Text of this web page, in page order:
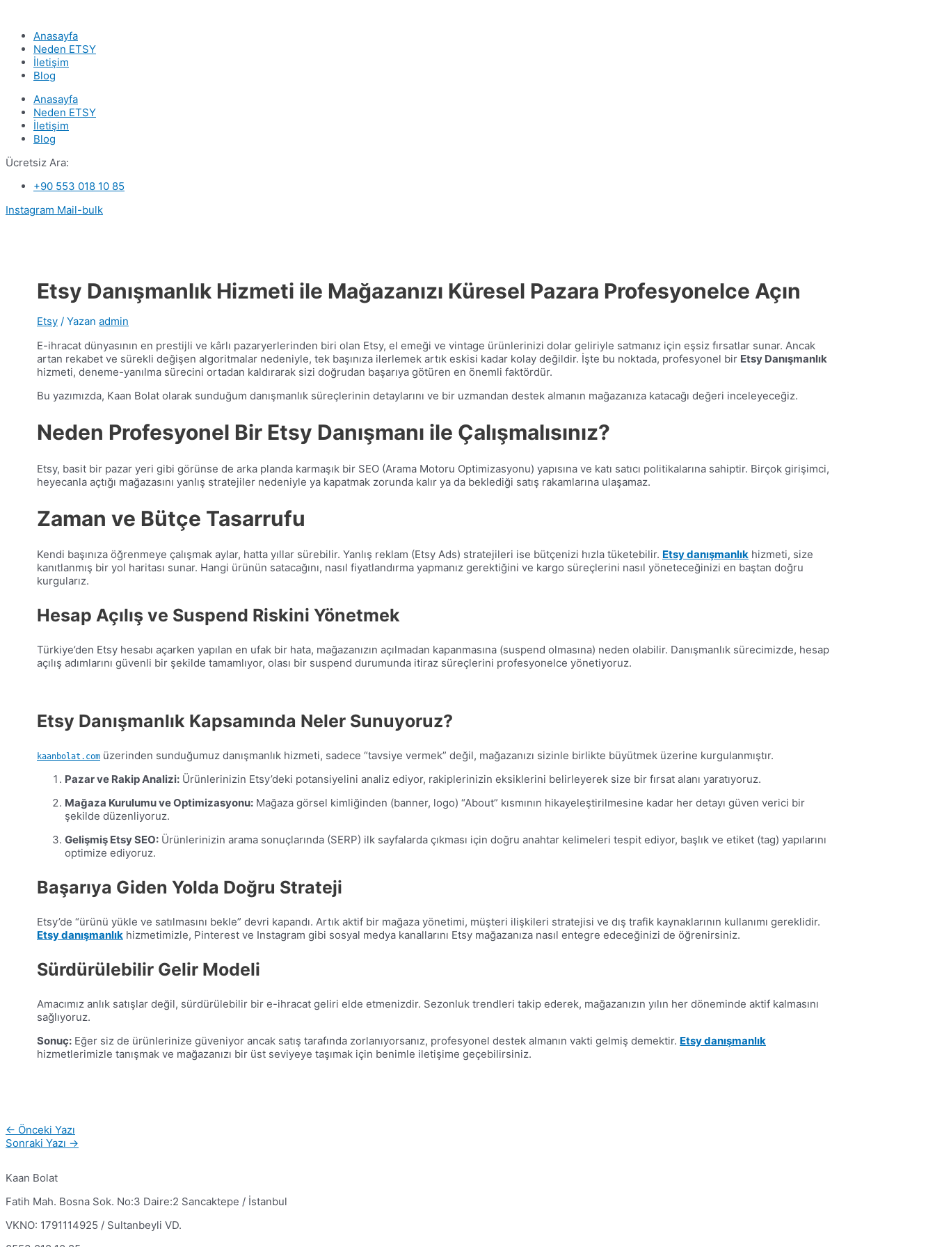
Anasayfa
Neden ETSY
İletişim
Blog
Anasayfa
Neden ETSY
İletişim
Blog
Ücretsiz Ara:
+90 553 018 10 85
Instagram Mail-bulk
Etsy Danışmanlık Hizmeti ile Mağazanızı Küresel Pazara Profesyonelce Açın
Etsy / Yazan admin
E-ihracat dünyasının en prestijli ve kârlı pazaryerlerinden biri olan Etsy, el emeği ve vintage ürünlerinizi dolar geliriyle satmanız için eşsiz fırsatlar sunar. Ancak
artan rekabet ve sürekli değişen algoritmalar nedeniyle, tek başınıza ilerlemek artık eskisi kadar kolay değildir. İşte bu noktada, profesyonel bir Etsy Danışmanlık
hizmeti, deneme-yanılma sürecini ortadan kaldırarak sizi doğrudan başarıya götüren en önemli faktördür.
Bu yazımızda, Kaan Bolat olarak sunduğum danışmanlık süreçlerinin detaylarını ve bir uzmandan destek almanın mağazanıza katacağı değeri inceleyeceğiz.
Neden Profesyonel Bir Etsy Danışmanı ile Çalışmalısınız?
Etsy, basit bir pazar yeri gibi görünse de arka planda karmaşık bir SEO (Arama Motoru Optimizasyonu) yapısına ve katı satıcı politikalarına sahiptir. Birçok girişimci,
heyecanla açtığı mağazasını yanlış stratejiler nedeniyle ya kapatmak zorunda kalır ya da beklediği satış rakamlarına ulaşamaz.
Zaman ve Bütçe Tasarrufu
Kendi başınıza öğrenmeye çalışmak aylar, hatta yıllar sürebilir. Yanlış reklam (Etsy Ads) stratejileri ise bütçenizi hızla tüketebilir. Etsy danışmanlık hizmeti, size
kanıtlanmış bir yol haritası sunar. Hangi ürünün satacağını, nasıl fiyatlandırma yapmanız gerektiğini ve kargo süreçlerini nasıl yöneteceğinizi en baştan doğru
kurgularız.
Hesap Açılış ve Suspend Riskini Yönetmek
Türkiye’den Etsy hesabı açarken yapılan en ufak bir hata, mağazanızın açılmadan kapanmasına (suspend olmasına) neden olabilir. Danışmanlık sürecimizde, hesap
açılış adımlarını güvenli bir şekilde tamamlıyor, olası bir suspend durumunda itiraz süreçlerini profesyonelce yönetiyoruz.
Etsy Danışmanlık Kapsamında Neler Sunuyoruz?
kaanbolat.com üzerinden sunduğumuz danışmanlık hizmeti, sadece “tavsiye vermek” değil, mağazanızı sizinle birlikte büyütmek üzerine kurgulanmıştır.
Pazar ve Rakip Analizi: Ürünlerinizin Etsy’deki potansiyelini analiz ediyor, rakiplerinizin eksiklerini belirleyerek size bir fırsat alanı yaratıyoruz.
Mağaza Kurulumu ve Optimizasyonu: Mağaza görsel kimliğinden (banner, logo) “About” kısmının hikayeleştirilmesine kadar her detayı güven verici bir
şekilde düzenliyoruz.
Gelişmiş Etsy SEO: Ürünlerinizin arama sonuçlarında (SERP) ilk sayfalarda çıkması için doğru anahtar kelimeleri tespit ediyor, başlık ve etiket (tag) yapılarını
optimize ediyoruz.
Başarıya Giden Yolda Doğru Strateji
Etsy’de “ürünü yükle ve satılmasını bekle” devri kapandı. Artık aktif bir mağaza yönetimi, müşteri ilişkileri stratejisi ve dış trafik kaynaklarının kullanımı gereklidir.
Etsy danışmanlık hizmetimizle, Pinterest ve Instagram gibi sosyal medya kanallarını Etsy mağazanıza nasıl entegre edeceğinizi de öğrenirsiniz.
Sürdürülebilir Gelir Modeli
Amacımız anlık satışlar değil, sürdürülebilir bir e-ihracat geliri elde etmenizdir. Sezonluk trendleri takip ederek, mağazanızın yılın her döneminde aktif kalmasını
sağlıyoruz.
Sonuç: Eğer siz de ürünlerinize güveniyor ancak satış tarafında zorlanıyorsanız, profesyonel destek almanın vakti gelmiş demektir. Etsy danışmanlık
hizmetlerimizle tanışmak ve mağazanızı bir üst seviyeye taşımak için benimle iletişime geçebilirsiniz.
Yazı
gezinmesi
← Önceki Yazı
Sonraki Yazı →
Kaan Bolat
Fatih Mah. Bosna Sok. No:3 Daire:2 Sancaktepe / İstanbul
VKNO: 1791114925 / Sultanbeyli VD.